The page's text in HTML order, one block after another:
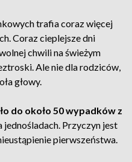
trafia coraz więcej
Coraz cieplejsze dni
chwili na świeżym
Ale nie dla rodziców,
głowy.
do około 50 wypadków z
jednośladach. Przyczyn jest
pierwszeństwa.